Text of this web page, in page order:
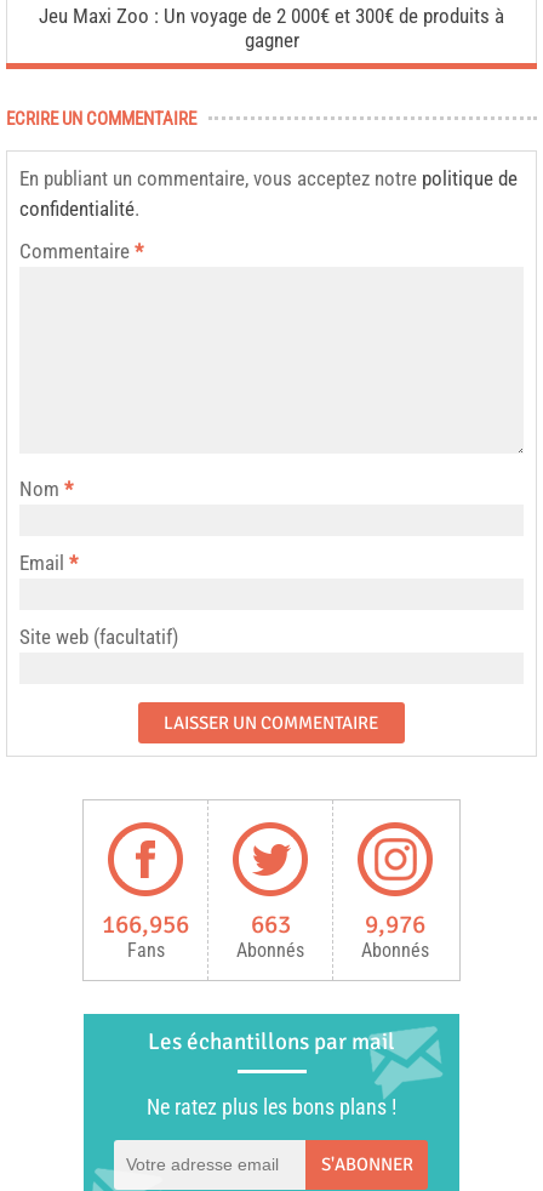
Jeu Maxi Zoo : Un voyage de 2 000€ et 300€ de produits à
gagner
ECRIRE UN COMMENTAIRE
En publiant un commentaire, vous acceptez notre politique de
confidentialité.
Commentaire *
Nom *
Email *
Site web (facultatif)
166,956
Fans
663
Abonnés
9,976
Abonnés
Les échantillons par mail
Ne ratez plus les bons plans !
S'ABONNER